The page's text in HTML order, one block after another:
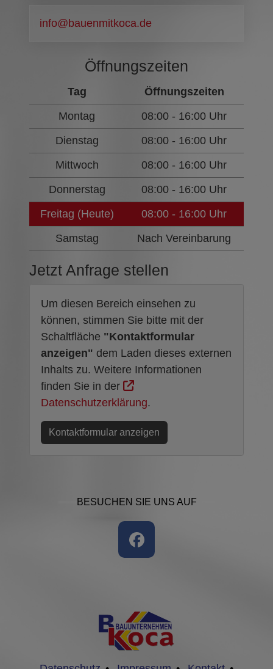
info@bauenmitkoca.de
Öffnungszeiten
Tag
Öffnungszeiten
Montag
08:00 - 16:00 Uhr
Dienstag
08:00 - 16:00 Uhr
Mittwoch
08:00 - 16:00 Uhr
Donnerstag
08:00 - 16:00 Uhr
Freitag (Heute)
08:00 - 16:00 Uhr
Samstag
Nach Vereinbarung
Jetzt Anfrage stellen
Um diesen Bereich einsehen zu
können, stimmen Sie bitte mit der
Schaltfläche "Kontaktformular
anzeigen" dem Laden dieses externen
Inhalts zu. Weitere Informationen
finden Sie in der
Datenschutzerklärung.
Kontaktformular anzeigen
BESUCHEN SIE UNS AUF